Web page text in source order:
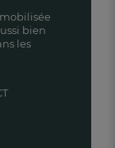
bien
les